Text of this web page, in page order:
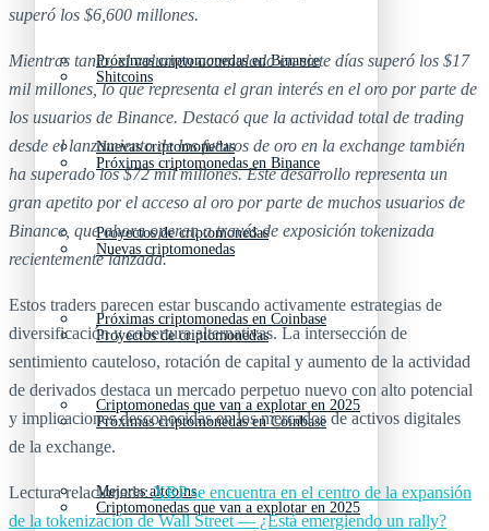
Próximas criptomonedas en Binance
Nuevas criptomonedas
Proyectos de criptomonedas
Próximas criptomonedas en Coinbase
Criptomonedas que van a explotar en 2025
Mejores altcoins
Shitcoins
Próximas criptomonedas en Binance
Nuevas criptomonedas
Proyectos de criptomonedas
Próximas criptomonedas en Coinbase
Criptomonedas que van a explotar en 2025
superó los $6,600 millones.
Mientras tanto, el volumen acumulado en siete días superó los $17
mil millones, lo que representa el gran interés en el oro por parte de
los usuarios de Binance. Destacó que la actividad total de trading
desde el lanzamiento de los futuros de oro en la exchange también
ha superado los $72 mil millones. Este desarrollo representa un
gran apetito por el acceso al oro por parte de muchos usuarios de
Binance, que ahora operan a través de exposición tokenizada
recientemente lanzada.
Estos traders parecen estar buscando activamente estrategias de
diversificación y cobertura alternativas. La intersección de
sentimiento cauteloso, rotación de capital y aumento de la actividad
de derivados destaca un mercado perpetuo nuevo con alto potencial
y implicaciones desconocidas en los mercados de activos digitales
de la exchange.
Lectura relacionada:XRP se encuentra en el centro de la expansión
de la tokenización de Wall Street — ¿Está emergiendo un rally?